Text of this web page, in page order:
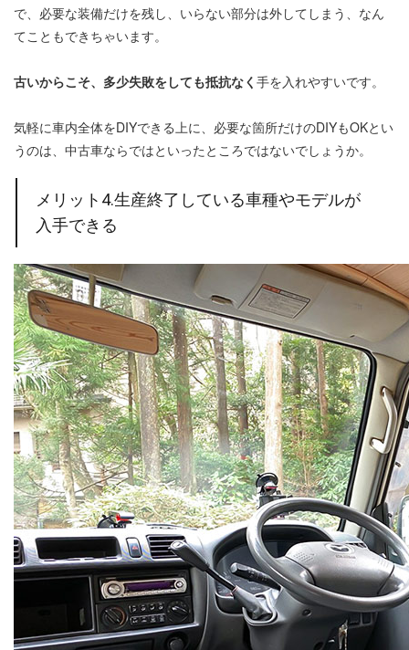
で、必要な装備だけを残し、いらない部分は外してしまう、なん
てこともできちゃいます。
古いからこそ、多少失敗をしても抵抗なく 手を入れやすいです。
気軽に車内全体をDIYできる上に、必要な箇所だけのDIYもOKとい
うのは、中古車ならではといったところではないでしょうか。
メリット4.生産終了している車種やモデルが
入手できる